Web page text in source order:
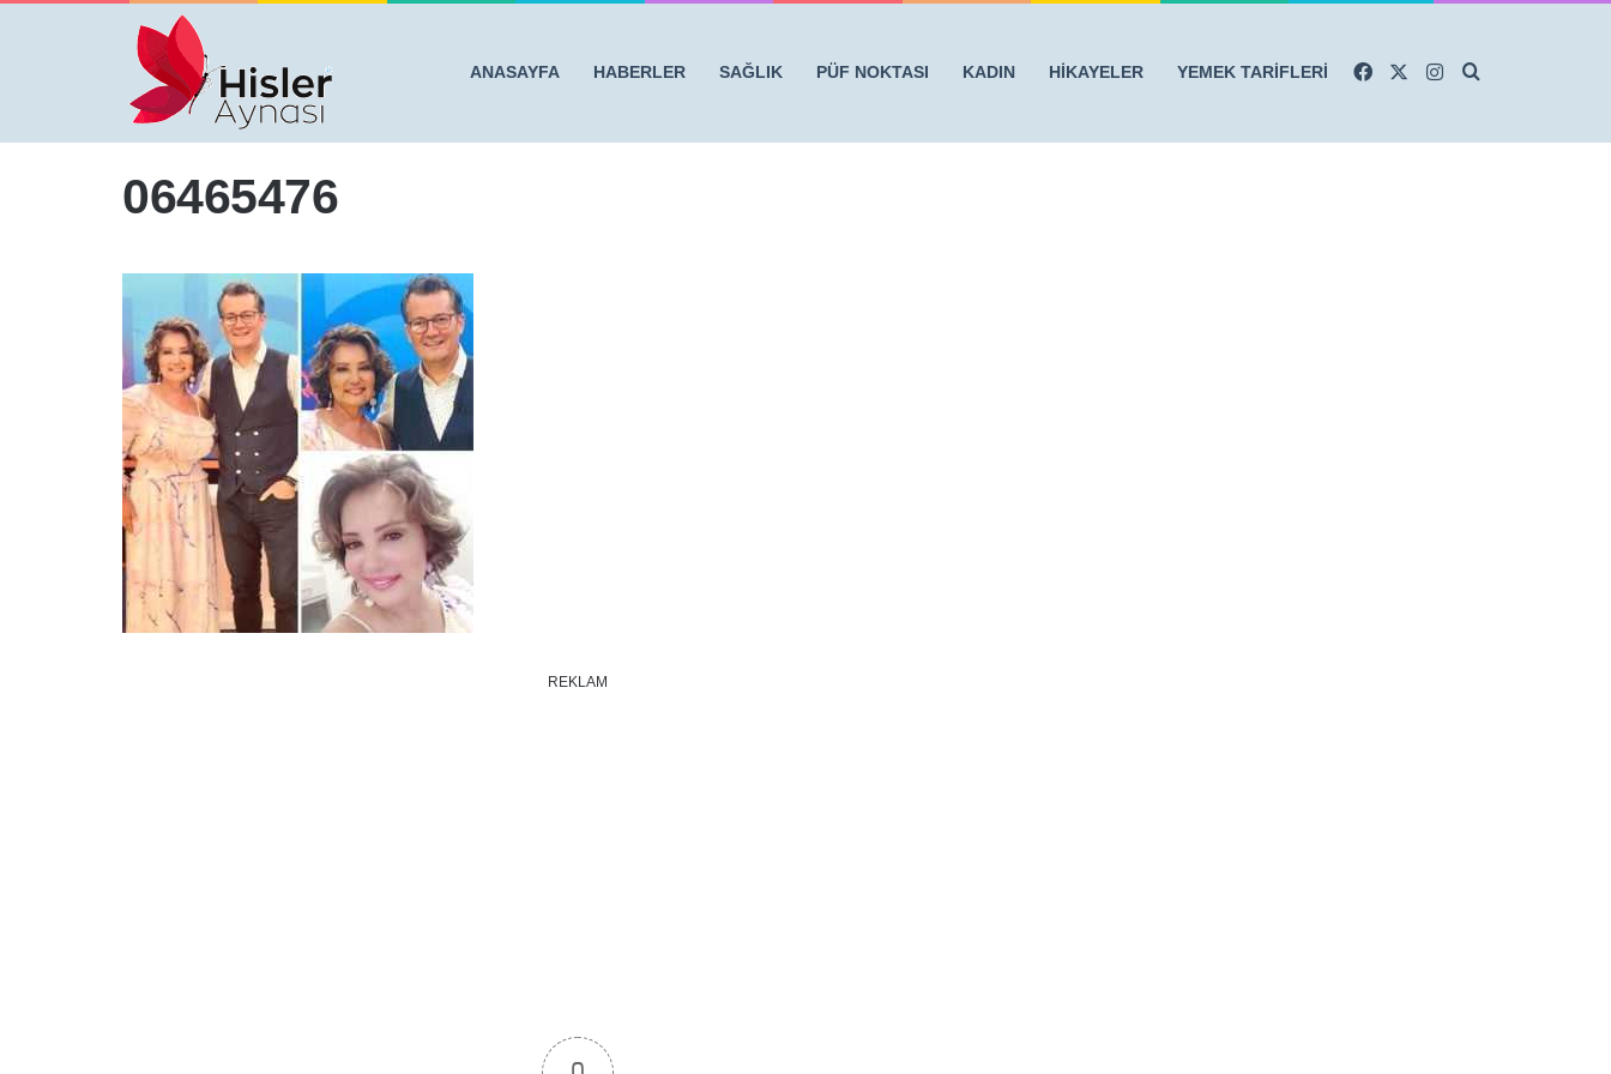
ANASAYFA HABERLER SAĞLIK PÜF NOKTASI KADIN HİKAYELER YEMEK TARİFLERİ FacebookInstagram
Anasayfa / YEŞİLÇAM'IN GAMZELİ YILDIZIYDI.. BAKIN ŞİMDİ NE HALDE!
06465476
REKLAM